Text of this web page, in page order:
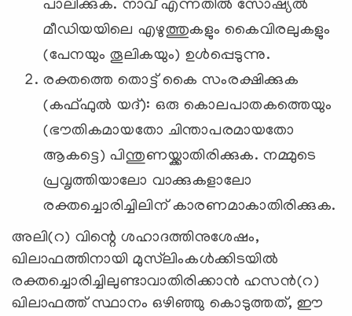
പാലിക്കുക. നാവ് എന്നതിൽ സോഷ്യൽ
മീഡിയയിലെ എഴുത്തുകളും കൈവിരലുകളും
(പേനയും തൂലികയും) ഉൾപ്പെടുന്നു.
രക്തത്തെ തൊട്ട് കൈ സംരക്ഷിക്കുക
(കഫ്ഫുൽ യദ്): ഒരു കൊലപാതകത്തെയും
(ഭൗതികമായതോ ചിന്താപരമായതോ
ആകട്ടെ) പിന്തുണയ്ക്കാതിരിക്കുക. നമ്മുടെ
പ്രവൃത്തിയാലോ വാക്കുകളാലോ
രക്തച്ചൊരിച്ചിലിന് കാരണമാകാതിരിക്കുക.
അലി(റ) വിന്റെ ശഹാദത്തിനുശേഷം,
ഖിലാഫത്തിനായി മുസ്‍ലിംകൾക്കിടയിൽ
രക്തച്ചൊരിച്ചിലുണ്ടാവാതിരിക്കാൻ ഹസൻ(റ)
ഖിലാഫത്ത് സ്ഥാനം ഒഴിഞ്ഞു കൊടുത്തത്, ഈ